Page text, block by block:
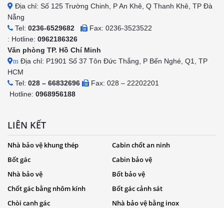
Địa chỉ: Số 125 Trường Chinh, P An Khê, Q Thanh Khê, TP Đà
Nẵng
Tel: 0236-6529682
Fax: 0236-3523522
: Hotline: 0962186326
Văn phòng TP. Hồ Chí Minh
m Địa chỉ: P1901 Số 37 Tôn Đức Thắng, P Bến Nghé, Q1, TP
HCM
Tel: 028 – 66832696
Fax: 028 – 22202201
Hotline: 0968956188
LIÊN KẾT
Nhà bảo vệ khung thép
Cabin chốt an ninh
Bốt gác
Cabin bảo vệ
Nhà bảo vệ
Bốt bảo vệ
Chốt gác bằng nhôm kính
Bốt gác cảnh sát
Chòi canh gác
Nhà bảo vệ bằng inox